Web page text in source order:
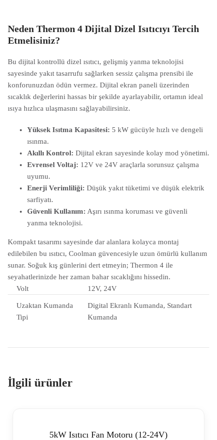
Neden Thermon 4 Dijital Dizel Isıtıcıyı Tercih
Etmelisiniz?
Bu dijital kontrollü dizel ısıtıcı, gelişmiş yanma teknolojisi
sayesinde yakıt tasarrufu sağlarken sessiz çalışma prensibi ile
konforunuzdan ödün vermez. Dijital ekran paneli üzerinden
sıcaklık değerlerini hassas bir şekilde ayarlayabilir, ortamın ideal
ısıya hızlıca ulaşmasını sağlayabilirsiniz.
Yüksek Isıtma Kapasitesi: 5 kW gücüyle hızlı ve dengeli
ısınma.
Akıllı Kontrol: Dijital ekran sayesinde kolay mod yönetimi.
Evrensel Voltaj: 12V ve 24V araçlarla sorunsuz çalışma
uyumu.
Enerji Verimliliği: Düşük yakıt tüketimi ve düşük elektrik
sarfiyatı.
Güvenli Kullanım: Aşırı ısınma koruması ve güvenli
yanma teknolojisi.
Kompakt tasarımı sayesinde dar alanlara kolayca montaj
edilebilen bu ısıtıcı, Coolman güvencesiyle uzun ömürlü kullanım
sunar. Soğuk kış günlerini dert etmeyin; Thermon 4 ile
seyahatlerinizde her zaman bahar sıcaklığını hissedin.
Volt
12V, 24V
Uzaktan Kumanda
Tipi
Digital Ekranlı Kumanda, Standart
Kumanda
İlgili ürünler
5kW Isıtıcı Fan Motoru (12-24V)